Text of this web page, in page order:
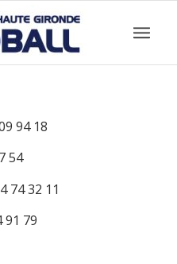
94 18
54
74 32 11
91 79